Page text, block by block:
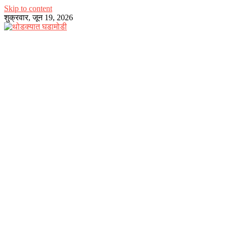
Skip to content
शुक्रवार, जून 19, 2026